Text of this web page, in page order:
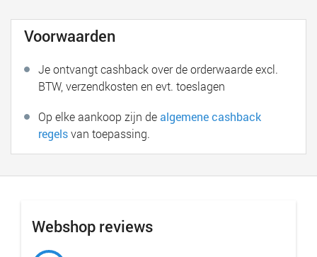
Voorwaarden
Je ontvangt cashback over de orderwaarde excl.
BTW, verzendkosten en evt. toeslagen
Op elke aankoop zijn dealgemene cashback
regelsvan toepassing.
Webshop reviews